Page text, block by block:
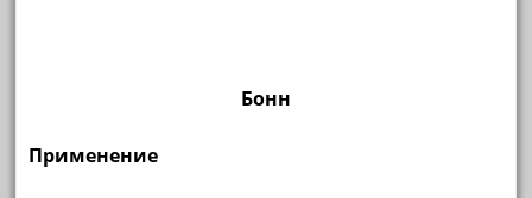
Бонн
Применение